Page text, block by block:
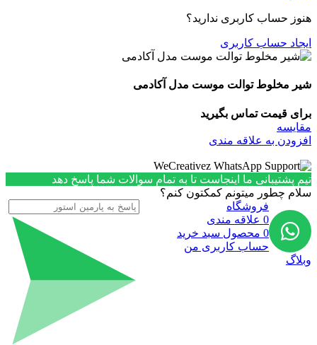
هنوز حساب کاربری ندارید؟
ایجاد حساب کاربری
شیر مخلوط توالت موست مدل آکادمی
برای قیمت تماس بگیرید
مقایسه
افزودن به علاقه مندی
تیم پشتیبانی ما اینجاست تا به تمام سوالات شما پاسخ دهد
سلام چطور میتونم کمکتون کنم؟
فروشگاه
0 علاقه مندی
0 محصول سبد خرید
حساب کاربری من
وبلاگ